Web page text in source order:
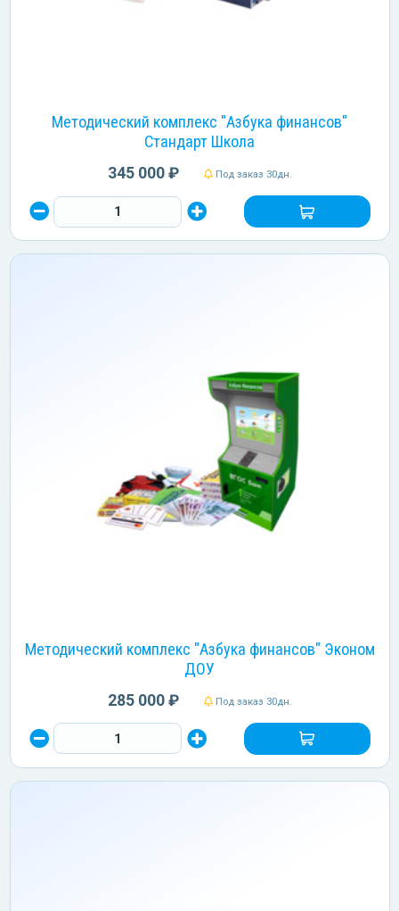
Методический комплекс "Азбука финансов"
Стандарт Школа
345 000 ₽ Под заказ 30дн.
Методический комплекс "Азбука финансов" Эконом
ДОУ
285 000 ₽ Под заказ 30дн.